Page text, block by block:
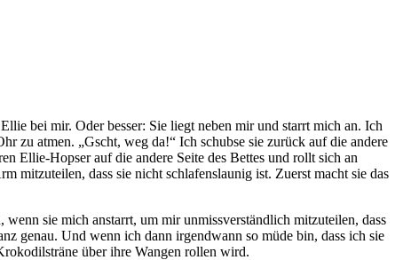
bei mir. Oder besser: Sie liegt neben mir und starrt mich an. Ich
zu atmen. „Gscht, weg da!“ Ich schubse sie zurück auf die andere
Ellie-Hopser auf die andere Seite des Bettes und rollt sich an
mitzuteilen, dass sie nicht schlafenslaunig ist. Zuerst macht sie das
sie mich anstarrt, um mir unmissverständlich mitzuteilen, dass
genau. Und wenn ich dann irgendwann so müde bin, dass ich sie
über ihre Wangen rollen wird.